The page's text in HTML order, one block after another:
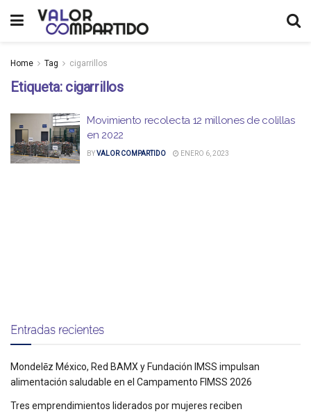
Home Tag cigarrillos
Etiqueta: cigarrillos
Movimiento recolecta 12 millones de colillas
en 2022
BYVALOR COMPARTIDO ENERO 6, 2023
Entradas recientes
Mondelēz México, Red BAMX y Fundación IMSS impulsan
alimentación saludable en el Campamento FIMSS 2026
Tres emprendimientos liderados por mujeres reciben